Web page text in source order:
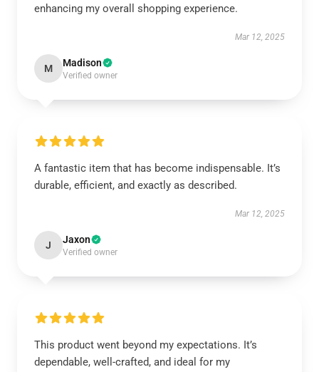
enhancing my overall shopping experience.
Mar 12, 2025
M Madison
Verified owner
A fantastic item that has become indispensable. It’s
durable, efficient, and exactly as described.
Mar 12, 2025
J Jaxon
Verified owner
This product went beyond my expectations. It’s
dependable, well-crafted, and ideal for my